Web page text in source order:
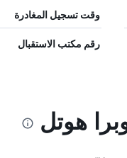
وقت تسجيل المغادرة
رقم مكتب الاستقبال
هوتل